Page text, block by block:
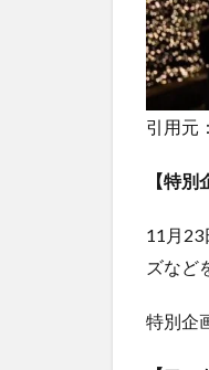
引用元：
【特
11月23
ズなど
特別企